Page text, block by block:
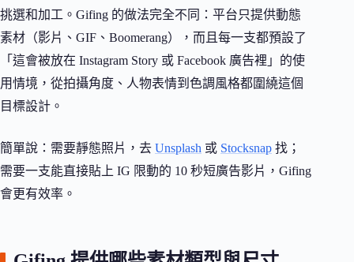
挑選和加工。Gifing 的做法完全不同：平台只提供動態
素材（影片、GIF、Boomerang），而且每一支都預設了
「這會被放在 Instagram Story 或 Facebook 廣告裡」的使
用情境，從拍攝角度、人物表情到色調風格都圍繞這個
目標設計。
簡單說：需要靜態照片，去 Unsplash 或 Stocksnap 找；
需要一支能直接貼上 IG 限動的 10 秒短廣告影片，Gifing
會更有效率。